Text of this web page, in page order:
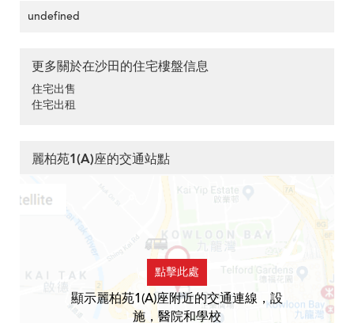
undefined
更多關於在沙田的住宅樓盤信息
住宅出售
住宅出租
麗柏苑1(A)座的交通站點
點擊此處
顯示麗柏苑1(A)座附近的交通連線，設
施，醫院和學校